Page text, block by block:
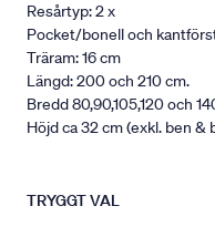
Resårtyp: 2 x
Pocket/bonell och
Träram: 16 cm
Längd: 200 och 210 cm.
Bredd 80,90,105,120 och
Höjd ca 32 cm (exkl. ben &
TRYGGT VAL